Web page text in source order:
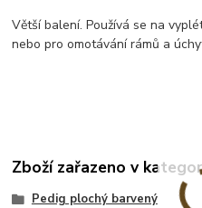
Větší balení. Používá se na
nebo pro omotávání rámů a
Zboží zařazeno v
Pedig plochý barvený